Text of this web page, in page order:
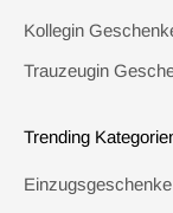
Kollegin
Trauzeugin
Trending
Einzugsgeschenke